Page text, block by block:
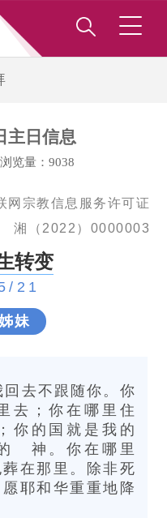
主日信息
览量：9038
网宗教信息服务许可证
湘（2022）0000003
转变
21
妹
去不跟随你。你
去；你在哪里住
你的国就是我的
神。你在哪里
在那里。除非死
耶和华重重地降